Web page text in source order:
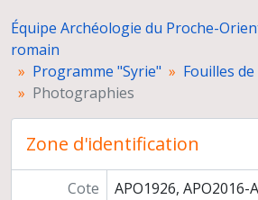
Campagne 1988
Opération "Habitat et Urbanisme de Palmyre",
Fouilles de Sahr, bâtiments XVII,
Opérations sur d'autres
Echantillons
Administration des
Équipe Archéologie du Proche-
romain
Programme "Syrie"
Fouilles de
Photographies
Zone d'identification
Cote
APO1926, APO2016-